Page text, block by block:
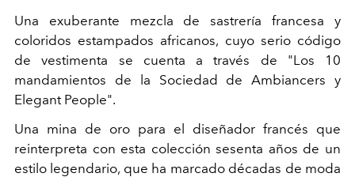
Una exuberante mezcla de sastrería francesa y
coloridos estampados africanos, cuyo serio código
de vestimenta se cuenta a través de "Los 10
mandamientos de la Sociedad de Ambiancers y
Elegant People".
Una mina de oro para el diseñador francés que
reinterpreta con esta colección sesenta años de un
estilo legendario, que ha marcado décadas de moda